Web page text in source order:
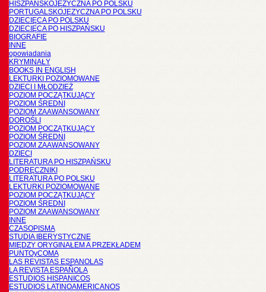
HISZPAŃSKOJĘZYCZNA PO POLSKU
PORTUGALSKOJĘZYCZNA PO POLSKU
DZIECIĘCA PO POLSKU
DZIECIĘCA PO HISZPAŃSKU
BIOGRAFIE
INNE
opowiadania
KRYMINAŁY
BOOKS IN ENGLISH
LEKTURKI POZIOMOWANE
DZIECI I MŁODZIEŻ
POZIOM POCZĄTKUJĄCY
POZIOM ŚREDNI
POZIOM ZAAWANSOWANY
DOROŚLI
POZIOM POCZĄTKUJĄCY
POZIOM ŚREDNI
POZIOM ZAAWANSOWANY
DZIECI
LITERATURA PO HISZPAŃSKU
PODRĘCZNIKI
LITERATURA PO POLSKU
LEKTURKI POZIOMOWANE
POZIOM POCZĄTKUJĄCY
POZIOM ŚREDNI
POZIOM ZAAWANSOWANY
INNE
CZASOPISMA
STUDIA IBERYSTYCZNE
MIĘDZY ORYGINAŁEM A PRZEKŁADEM
PUNTOyCOMA
LAS REVISTAS ESPANOLAS
LA REVISTA ESPAÑOLA
ESTUDIOS HISPANICOS
ESTUDIOS LATINOAMERICANOS